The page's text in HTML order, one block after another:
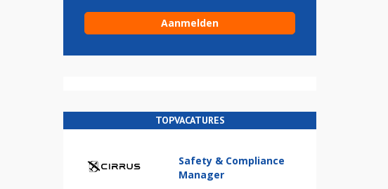
TOPVACATURES
Safety & Compliance
Manager